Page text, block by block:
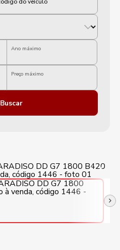
Ano máximo
Preço máximo
Buscar